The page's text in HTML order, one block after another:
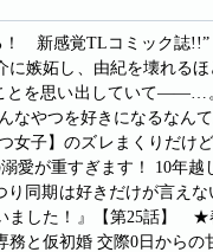
！ 新感覚TLコミック
嫉妬し、由紀を壊れる
とを思い出していて
やつを好きになるなん
子】のズレまくりだ
が重すぎます！ 10年
同期は好きだけが言え
いました！』【第25話
と仮初婚 交際0日から